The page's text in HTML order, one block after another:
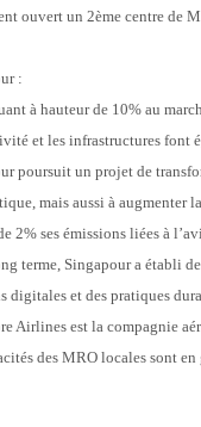
ouvert un 2ème centre de
:
à hauteur de 10% au
et les infrastructures font
poursuit un projet de
mais aussi à augmenter
2% ses émissions liées à
terme, Singapour a établi
digitales et des pratiques
Airlines est la compagnie
des MRO locales sont